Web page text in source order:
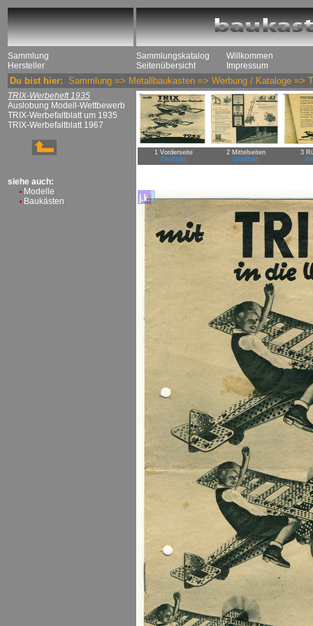
Sammlung
Hersteller
Sammlungskatalog
Seitenübersicht
Willkommen
Impressum
Du bist hier: Sammlung => Metallbaukasten => Werbung / Kataloge =>
TRIX-Werbeheft 1935
Auslobung Modell-Wettbewerb
TRIX-Werbefaltblatt um 1935
TRIX-Werbefaltblatt 1967
siehe auch:
Modelle
Baukästen
1 Vorderseite
Großbild
2 Mittelseiten
Großbild
3